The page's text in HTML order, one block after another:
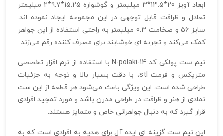
ابعاد آویز 20*13.5*3 میلیمتر و گوشواره 15.25*9.7*2 میلیمتر
تعادل و ظرافت قابل توجهی در این مجموعه ایجاد نموده‌ اند.
سایز 56 و ضخامت 0.3 میلیمتر به راحتی استفاده از این جواهر
کمک می‌کند و تجربه‌ ای خوشایند برای مصرف‌ کننده رقم می‌زند.
نیم ست پولکی کد N-polaki-14 با استفاده از نرم‌ افزار تخصصی
متریکس و فرمت stl، با دقت بسیار بالا و توجه به جزئیات
طراحی شده است. این ویژگی‌ باعث می‌شود هر قطعه از این ست
نمادی از هنر و ظرافت در طراحی مدرن باشد و مورد تمجید افرادی
قرار گیرد که به دنبال جواهراتی خاص و متمایز هستند.
این نیم‌ ست گزینه‌ ای ایده‌ آل برای هدیه به افرادی است که به